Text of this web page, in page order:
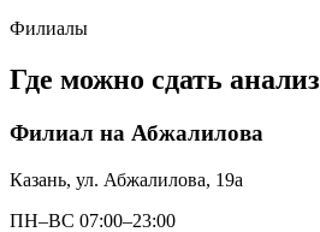
Филиалы
Где можно сдать анализ
Филиал на Абжалилова
Казань, ул. Абжалилова, 19а
ПН–ВС 07:00–23:00